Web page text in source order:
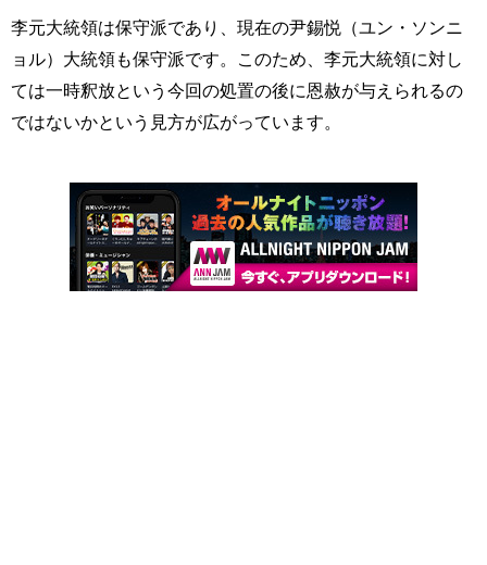
李元大統領は保守派であり、現在の尹錫悦（ユン・ソンニ
ョル）大統領も保守派です。このため、李元大統領に対し
ては一時釈放という今回の処置の後に恩赦が与えられるの
ではないかという見方が広がっています。